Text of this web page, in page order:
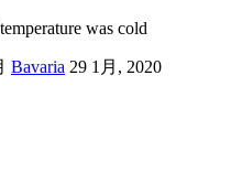
was cold
Bavaria 29 1月, 2020